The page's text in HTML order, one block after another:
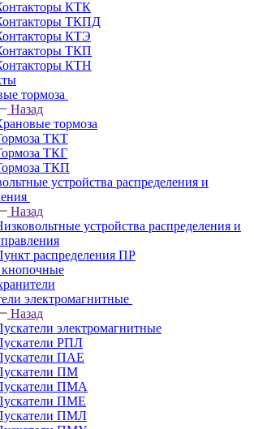
КТК
ТКПД
КТЭ
ТКП
КТН
тормоза
Назад
тормоза
ТКТ
ТКГ
ТКП
устройства распределения и
Назад
устройства распределения и
распределения ПР
электромагнитные
Назад
электромагнитные
РПЛ
ПАЕ
ПМ
ПМА
ПМЕ
ПМЛ